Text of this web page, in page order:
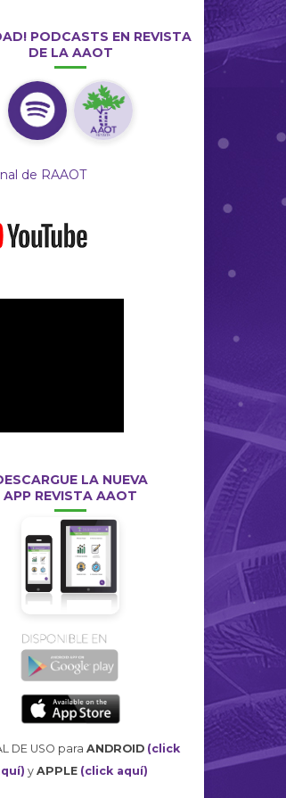
PODCASTS EN REVISTA
DE LA AAOT
de RAAOT
LA NUEVA
APP REVISTA AAOT
DE USO para ANDROID (click
y APPLE (click aquí)